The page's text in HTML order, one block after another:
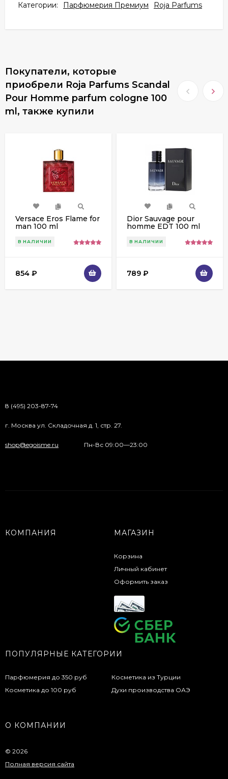
Категории: Парфюмерия Премиум Roja Parfums
Покупатели, которые
приобрели Roja Parfums Scandal
Pour Homme parfum cologne 100
ml, также купили
Versace Eros Flame for
man 100 ml
В НАЛИЧИИ
854 ₽
Dior Sauvage pour
homme EDT 100 ml
В НАЛИЧИИ
789 ₽
8 (495) 203-87-74
г. Москва ул. Складочная д. 1, стр. 27.
shop@egoisme.ru Пн-Вс 09:00—23:00
КОМПАНИЯ МАГАЗИН
Корзина
Личный кабинет
Оформить заказ
ПОПУЛЯРНЫЕ КАТЕГОРИИ
Парфюмерия до 350 руб
Косметика до 100 руб
Косметика из Турции
Духи производства ОАЭ
О КОМПАНИИ
© 2026
Полная версия сайта